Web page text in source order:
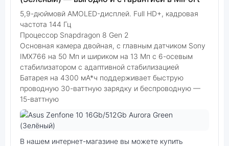
5,9-дюймовй AMOLED-дисплей. Full HD+, кадровая
частота 144 Гц
Процессор Snapdragon 8 Gen 2
Основная камера двойная, с главным датчиком Sony
IMX766 на 50 Мп и шириком на 13 Мп с 6-осевым
стабилизатором с адаптивной стабилизацией
Батарея на 4300 мА*ч поддерживает быструю
проводную 30-ваттную зарядку и беспроводную —
15-ваттную
В нашем интернет-магазине вы можете купить